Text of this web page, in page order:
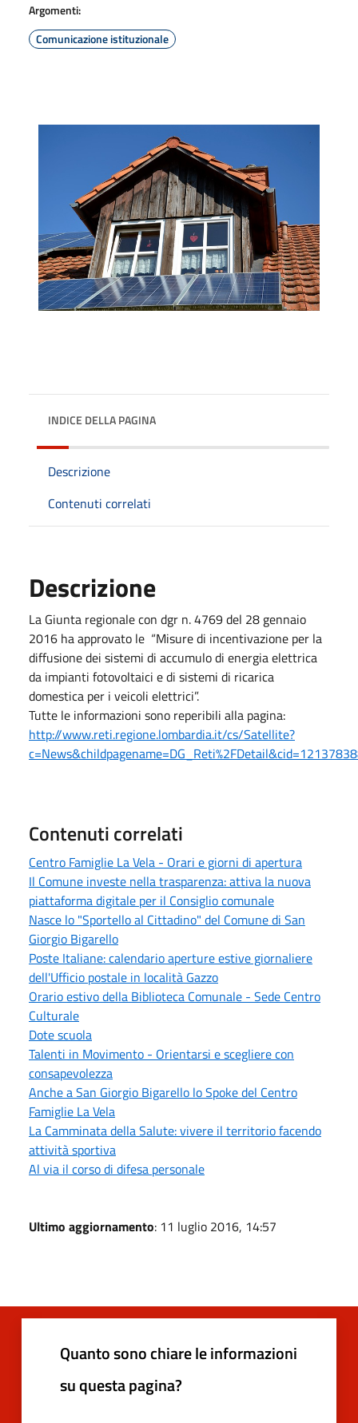
Argomenti:
Comunicazione istituzionale
INDICE DELLA PAGINA
Descrizione
Contenuti correlati
Descrizione
La Giunta regionale con dgr n. 4769 del 28 gennaio
2016 ha approvato le “Misure di incentivazione per la
diffusione dei sistemi di accumulo di energia elettrica
da impianti fotovoltaici e di sistemi di ricarica
domestica per i veicoli elettrici”.
Tutte le informazioni sono reperibili alla pagina:
http://www.reti.regione.lombardia.it/cs/Satellite?
Contenuti correlati
Centro Famiglie La Vela - Orari e giorni di apertura
Il Comune investe nella trasparenza: attiva la nuova
piattaforma digitale per il Consiglio comunale
Nasce lo "Sportello al Cittadino" del Comune di San
Giorgio Bigarello
Poste Italiane: calendario aperture estive giornaliere
dell'Ufficio postale in località Gazzo
Orario estivo della Biblioteca Comunale - Sede Centro
Culturale
Dote scuola
Talenti in Movimento - Orientarsi e scegliere con
consapevolezza
Anche a San Giorgio Bigarello lo Spoke del Centro
Famiglie La Vela
La Camminata della Salute: vivere il territorio facendo
attività sportiva
Al via il corso di difesa personale
Ultimo aggiornamento: 11 luglio 2016, 14:57
Quanto sono chiare le informazioni
su questa pagina?